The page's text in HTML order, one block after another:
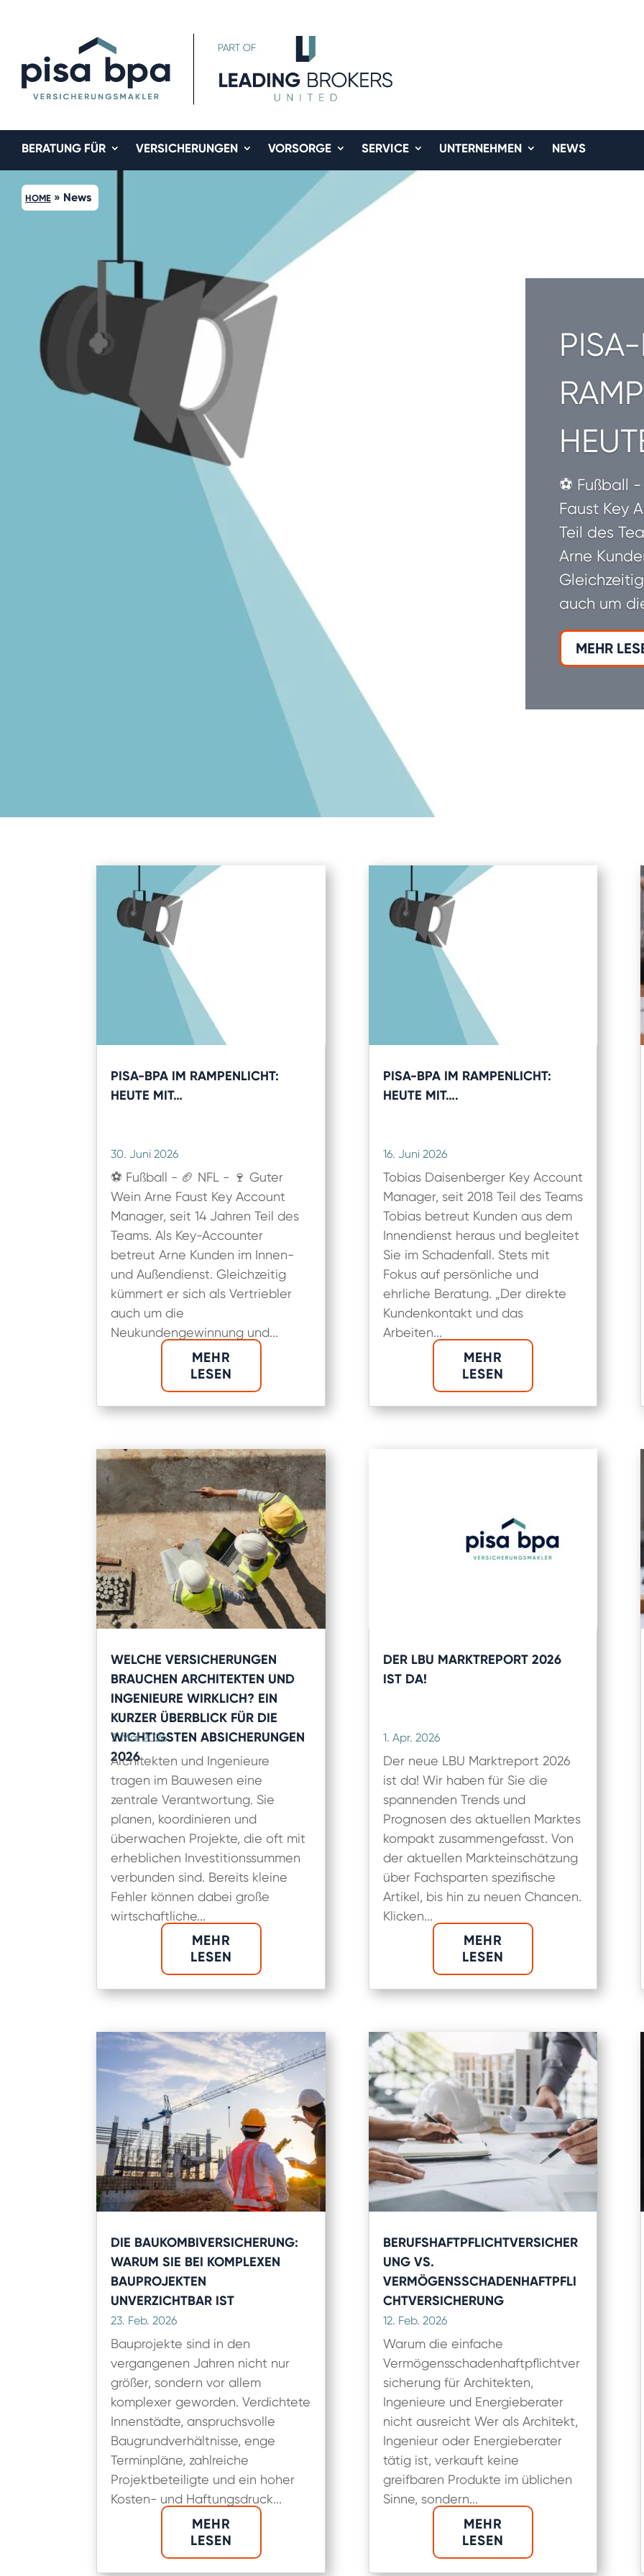
BERATUNG FÜR VERSICHERUNGEN VORSORGE SERVICE UNTERNEHMEN NEWS
HOME » News
⚽ Fußball
Faust Key
Teil des
Arne
auch um
MEHR
PISA-BPA IM RAMPENLICHT:
HEUTE MIT…
30. Juni 2026
⚽ Fußball - 🏈 NFL - 🍷 Guter
Wein Arne Faust Key Account
Manager, seit 14 Jahren Teil des
Teams. Als Key-Accounter
betreut Arne Kunden im Innen-
und Außendienst. Gleichzeitig
kümmert er sich als Vertriebler
auch um die
Neukundengewinnung und...
MEHR
LESEN
WELCHE VERSICHERUNGEN
BRAUCHEN ARCHITEKTEN UND
INGENIEURE WIRKLICH? EIN
KURZER ÜBERBLICK FÜR DIE
WICHTIGSTEN ABSICHERUNGEN
2026
7. Mai 2026
Architekten und Ingenieure
tragen im Bauwesen eine
zentrale Verantwortung. Sie
planen, koordinieren und
überwachen Projekte, die oft mit
erheblichen Investitionssummen
verbunden sind. Bereits kleine
Fehler können dabei große
wirtschaftliche...
MEHR
LESEN
DIE BAUKOMBIVERSICHERUNG:
WARUM SIE BEI KOMPLEXEN
BAUPROJEKTEN
UNVERZICHTBAR IST
23. Feb. 2026
Bauprojekte sind in den
vergangenen Jahren nicht nur
größer, sondern vor allem
komplexer geworden. Verdichtete
Innenstädte, anspruchsvolle
Baugrundverhältnisse, enge
Terminpläne, zahlreiche
Projektbeteiligte und ein hoher
Kosten- und Haftungsdruck...
MEHR
LESEN
PISA-BPA IM RAMPENLICHT:
HEUTE MIT….
16. Juni 2026
Tobias Daisenberger Key Account
Manager, seit 2018 Teil des Teams
Tobias betreut Kunden aus dem
Innendienst heraus und begleitet
Sie im Schadenfall. Stets mit
Fokus auf persönliche und
ehrliche Beratung. „Der direkte
Kundenkontakt und das
Arbeiten...
MEHR
LESEN
DER LBU MARKTREPORT 2026
IST DA!
1. Apr. 2026
Der neue LBU Marktreport 2026
ist da! Wir haben für Sie die
spannenden Trends und
Prognosen des aktuellen Marktes
kompakt zusammengefasst. Von
der aktuellen Markteinschätzung
über Fachsparten spezifische
Artikel, bis hin zu neuen Chancen.
Klicken...
MEHR
LESEN
BERUFSHAFTPFLICHTVERSICHER
UNG VS.
VERMÖGENSSCHADENHAFTPFLI
CHTVERSICHERUNG
12. Feb. 2026
Warum die einfache
Vermögensschadenhaftpflichtver
sicherung für Architekten,
Ingenieure und Energieberater
nicht ausreicht Wer als Architekt,
Ingenieur oder Energieberater
tätig ist, verkauft keine
greifbaren Produkte im üblichen
Sinne, sondern...
MEHR
LESEN